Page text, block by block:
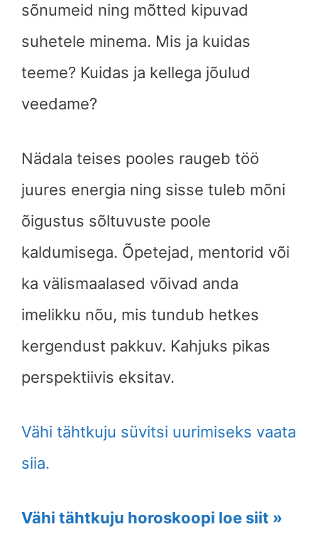
sõnumeid ning mõtted kipuvad
suhetele minema. Mis ja kuidas
teeme? Kuidas ja kellega jõulud
veedame?
Nädala teises pooles raugeb töö
juures energia ning sisse tuleb mõni
õigustus sõltuvuste poole
kaldumisega. Õpetejad, mentorid või
ka välismaalased võivad anda
imelikku nõu, mis tundub hetkes
kergendust pakkuv. Kahjuks pikas
perspektiivis eksitav.
Vähi tähtkuju süvitsi uurimiseks vaata
siia.
Vähi tähtkuju horoskoopi loe siit »